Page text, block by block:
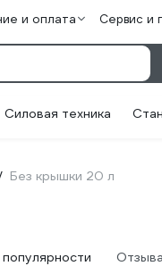
и оплата Сервис и
Силовая техника
Без крышки 20 л